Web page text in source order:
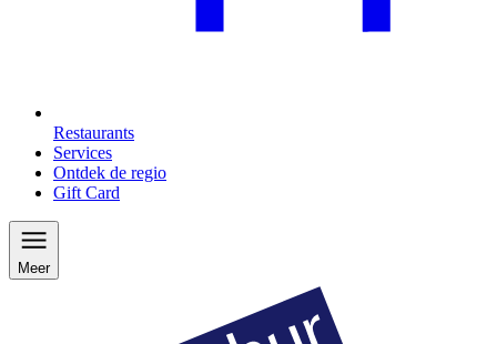
Restaurants
Services
Ontdek de regio
Gift Card
Meer